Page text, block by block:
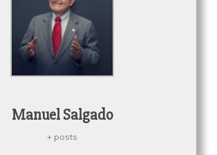
Manuel Salgado
+ posts